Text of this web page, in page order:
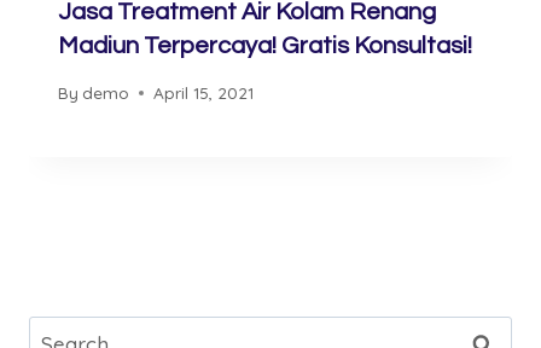
Jasa Treatment Air Kolam Renang
Madiun Terpercaya! Gratis Konsultasi!
By demo April 15, 2021
Search